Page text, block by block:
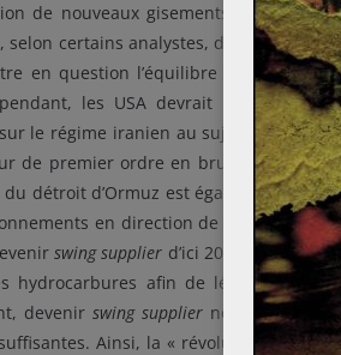
de nouveaux gisements. Les
selon certains analystes, dépasser
en question l’équilibre des forces
les USA devrait maintenir
le régime iranien au sujet du
de premier ordre en brut à faible
détroit d’Ormuz est également
en direction de la Chine en
swing supplier d’ici 2020. Dans
hydrocarbures afin de léser certains
devenirswing supplier nécessite de
Ainsi, la « révolution du